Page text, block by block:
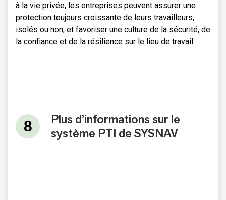
à la vie privée, les entreprises peuvent assurer une
protection toujours croissante de leurs travailleurs,
isolés ou non, et favoriser une culture de la sécurité, de
la confiance et de la résilience sur le lieu de travail.
Plus d’informations sur le
système PTI de SYSNAV